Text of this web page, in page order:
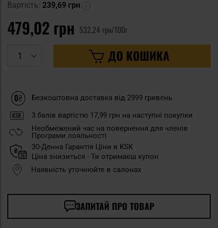
Вартість: 239,69 грн
479,02 грн 532,24 грн/100г
ДО КОШИКА
Безкоштовна доставка від 2999 гривень
3 балів вартістю 17,99 грн на наступні покупки
Необмежений час на повернення для членів
Програми лояльності
30-Денна Гарантія Ціни в KSK
Ціна знизиться - Ти отримаєш купон
Наявність уточнюйте в салонах
ЗАПИТАЙ ПРО ТОВАР